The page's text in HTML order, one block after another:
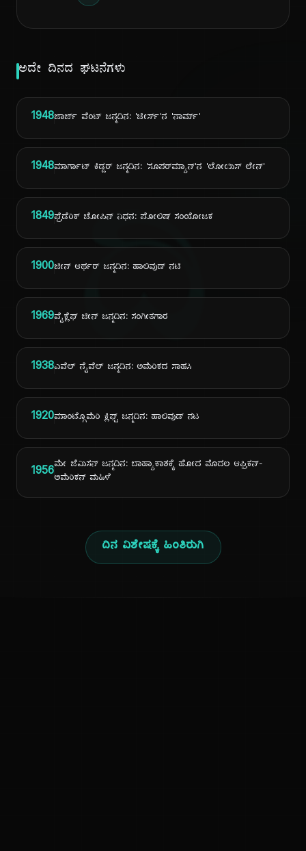
ದಿ
ಅದೇ ದಿನದ ಘಟನೆಗಳು
1948ಜಾರ್ಜ್ ವೆಂಟ್ ಜನ್ಮದಿನ: 'ಚೀರ್ಸ್'ನ 'ನಾರ್ಮ್'
1948ಮಾರ್ಗಾಟ್ ಕಿಡ್ಡರ್ ಜನ್ಮದಿನ: 'ಸೂಪರ್‌ಮ್ಯಾನ್'ನ 'ಲೋಯಿಸ್ ಲೇನ್'
1849ಫ್ರೆಡೆರಿಕ್ ಚೋಪಿನ್ ನಿಧನ: ಪೋಲಿಷ್ ಸಂಯೋಜಕ
1900ಜೀನ್ ಆರ್ಥರ್ ಜನ್ಮದಿನ: ಹಾಲಿವುಡ್ ನಟಿ
1969ವೈಕ್ಲೆಫ್ ಜೀನ್ ಜನ್ಮದಿನ: ಸಂಗೀತಗಾರ
1938ಎವೆಲ್ ನೈವೆಲ್ ಜನ್ಮದಿನ: ಅಮೆರಿಕದ ಸಾಹಸಿ
1920ಮಾಂಟ್ಗೊಮೆರಿ ಕ್ಲಿಫ್ಟ್ ಜನ್ಮದಿನ: ಹಾಲಿವುಡ್ ನಟ
1956ಮೇ ಜೆಮಿಸನ್ ಜನ್ಮದಿನ: ಬಾಹ್ಯಾಕಾಶಕ್ಕೆ ಹೋದ ಮೊದಲ ಆಫ್ರಿಕನ್-
ಅಮೆರಿಕನ್ ಮಹಿಳೆ
ದಿನ ವಿಶೇಷಕ್ಕೆ ಹಿಂತಿರುಗಿ